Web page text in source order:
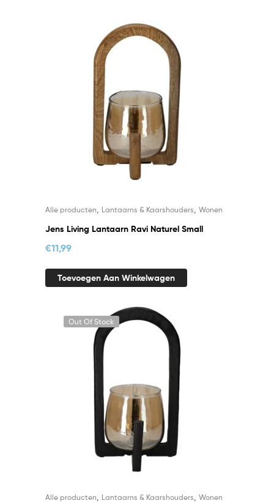
Alle producten Lantaarns & Kaarshouders Wonen
Jens Living Lantaarn Ravi Naturel Small
€11,99
Toevoegen Aan Winkelwagen
Out Of Stock
Alle producten Lantaarns & Kaarshouders Wonen